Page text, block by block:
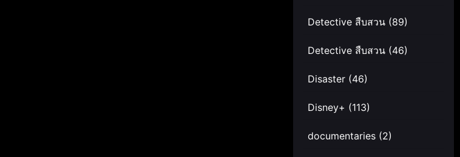
Detective สืบสวน (89)
Detective สืบสวน (46)
Disaster (46)
Disney+ (113)
documentaries (2)